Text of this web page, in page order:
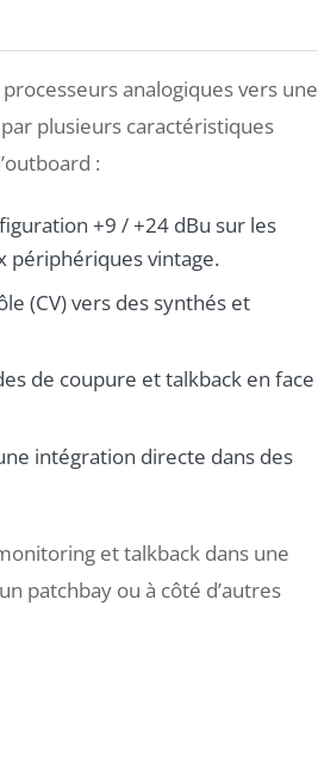
analogiques vers une
plusieurs caractéristiques
:
+9 / +24 dBu sur les
périphériques vintage.
(CV) vers des synthés et
de coupure et talkback en face
intégration directe dans des
et talkback dans une
patchbay ou à côté d’autres